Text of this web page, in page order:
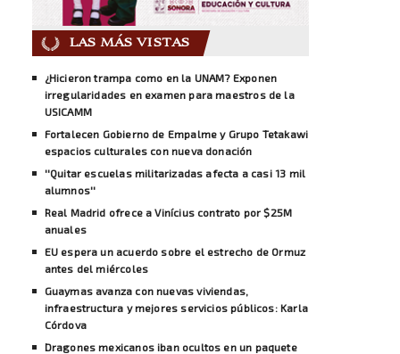
LAS MÁS VISTAS
¿Hicieron trampa como en la UNAM? Exponen
irregularidades en examen para maestros de la
USICAMM
Fortalecen Gobierno de Empalme y Grupo Tetakawi
espacios culturales con nueva donación
''Quitar escuelas militarizadas afecta a casi 13 mil
alumnos''
Real Madrid ofrece a Vinícius contrato por $25M
anuales
EU espera un acuerdo sobre el estrecho de Ormuz
antes del miércoles
Guaymas avanza con nuevas viviendas,
infraestructura y mejores servicios públicos: Karla
Córdova
Dragones mexicanos iban ocultos en un paquete